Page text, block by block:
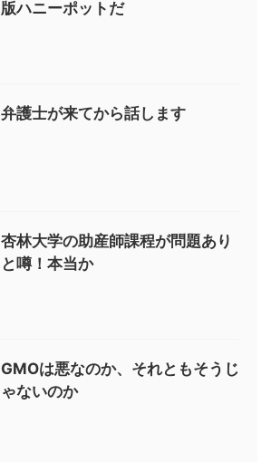
版ハニーポットだ
弁護士が来てから話します
杏林大学の助産師課程が問題あり
と噂！本当か
GMOは悪なのか、それともそうじ
ゃないのか